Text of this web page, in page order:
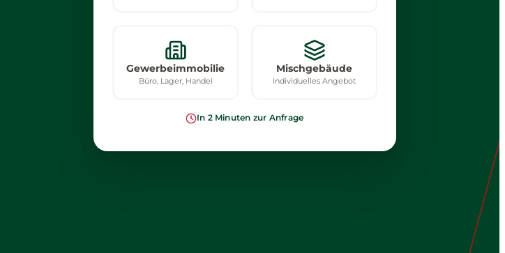
Gewerbeimmobilie
Büro, Lager, Handel
Mischgebäude
Individuelles Angebot
In 2 Minuten zur Anfrage